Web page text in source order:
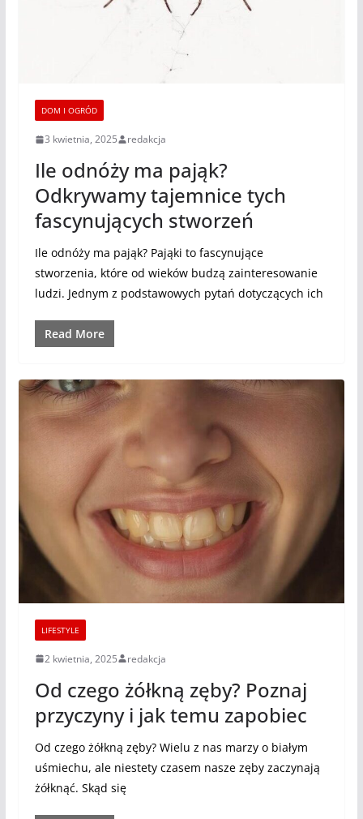
DOM I OGRÓD
3 kwietnia, 2025 redakcja
Ile odnóży ma pająk?
Odkrywamy tajemnice tych
fascynujących stworzeń
Ile odnóży ma pająk? Pająki to fascynujące
stworzenia, które od wieków budzą zainteresowanie
ludzi. Jednym z podstawowych pytań dotyczących ich
Read More
LIFESTYLE
2 kwietnia, 2025 redakcja
Od czego żółkną zęby? Poznaj
przyczyny i jak temu zapobiec
Od czego żółkną zęby? Wielu z nas marzy o białym
uśmiechu, ale niestety czasem nasze zęby zaczynają
żółknąć. Skąd się